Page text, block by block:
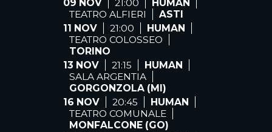
09 NOV 21:00
HUMAN
TEATRO ALFIERI
ASTI
11 NOV
21:00
HUMAN
TEATRO COLOSSEO
TORINO
13 NOV
21:15
HUMAN
SALA ARGENTIA
GORGONZOLA (MI)
16 NOV
20:45
HUMAN
TEATRO COMUNALE
MONFALCONE (GO)